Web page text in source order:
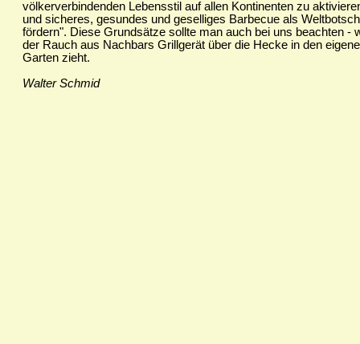
völkerverbindenden Lebensstil auf allen Kontinenten zu
und sicheres, gesundes und geselliges Barbecue als
fördern". Diese Grundsätze sollte man auch bei uns beachten -
der Rauch aus Nachbars Grillgerät über die Hecke in den
Garten zieht.
Walter Schmid